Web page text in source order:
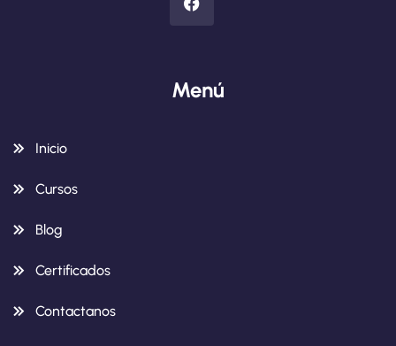
Menú
Inicio
Cursos
Blog
Certificados
Contactanos